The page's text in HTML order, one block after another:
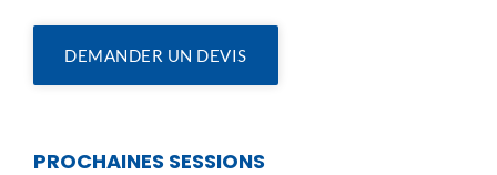
DEMANDER UN DEVIS
PROCHAINES SESSIONS